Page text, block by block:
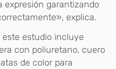
expresión garantizando
explica.
este estudio incluye
con poliuretano, cuero
de color para